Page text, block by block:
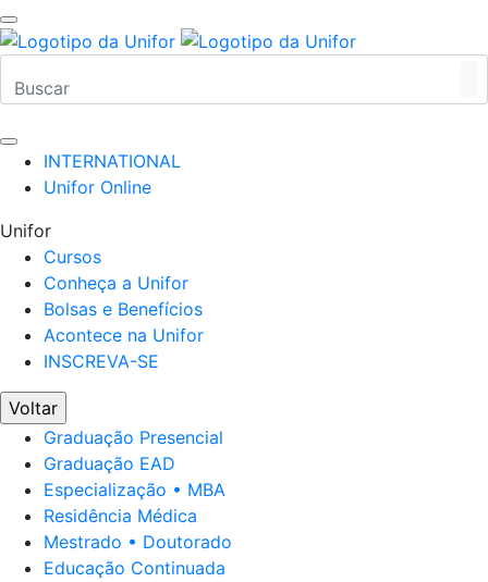
INTERNATIONAL
Unifor Online
Unifor
Cursos
Conheça a Unifor
Bolsas e Benefícios
Acontece na Unifor
INSCREVA-SE
Voltar
Graduação Presencial
Graduação EAD
Especialização • MBA
Residência Médica
Mestrado • Doutorado
Educação Continuada